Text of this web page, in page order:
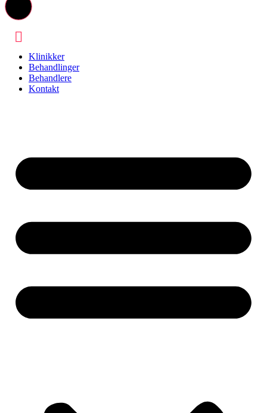
Klinikker
Behandlinger
Behandlere
Kontakt